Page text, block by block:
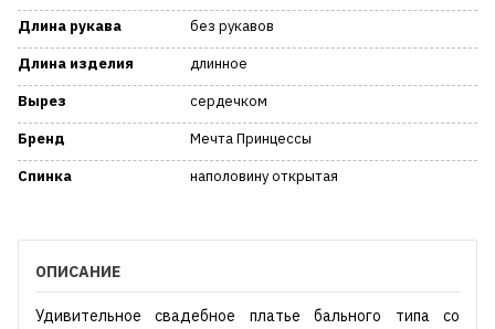
Длина рукава
без рукавов
Длина изделия
длинное
Вырез
сердечком
Бренд
Мечта Принцессы
Спинка
наполовину открытая
ОПИСАНИЕ
Удивительное свадебное платье бального типа со